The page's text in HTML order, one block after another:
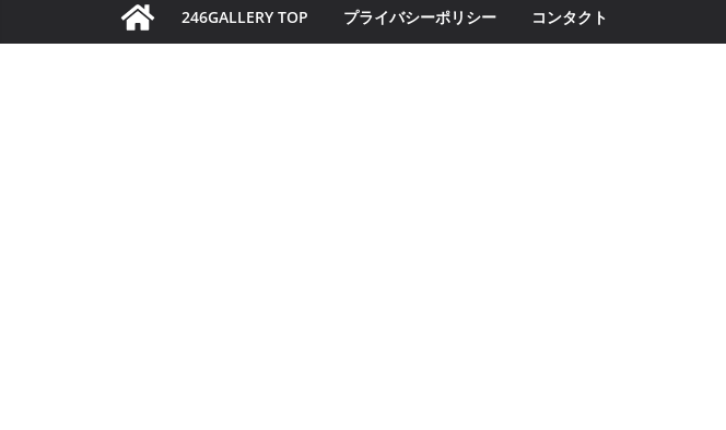
プ
246GALLERY TOP プライバシーポリシー コンタクト